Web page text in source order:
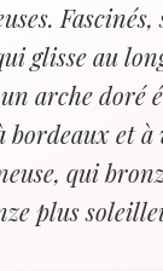
Fascinés,
glisse au
arche doré
bordeaux et
qui
plus